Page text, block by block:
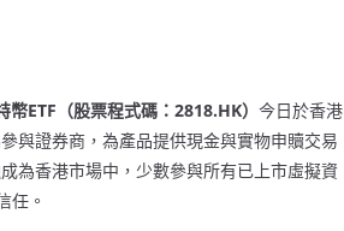
幣ETF （股票程式碼： 2818.HK） 今日於香港
與證券商，為產品提供現金與實物申贖交易
為香港市場中，少數參與所有已上市虛擬資
任。